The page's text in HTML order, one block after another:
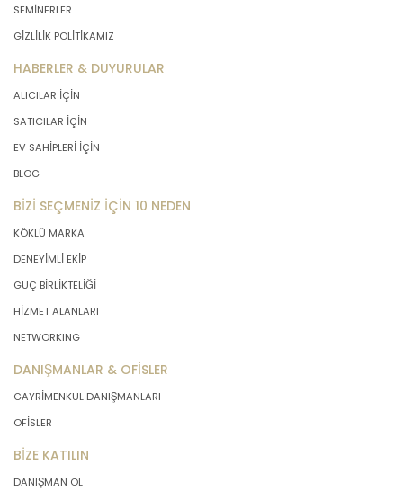
SEMİNERLER
GİZLİLİK POLİTİKAMIZ
HABERLER & DUYURULAR
ALICILAR İÇİN
SATICILAR İÇİN
EV SAHİPLERİ İÇİN
BLOG
BİZİ SEÇMENİZ İÇİN 10 NEDEN
KÖKLÜ MARKA
DENEYİMLİ EKİP
GÜÇ BİRLİKTELİĞİ
HİZMET ALANLARI
NETWORKING
DANIŞMANLAR & OFİSLER
GAYRİMENKUL DANIŞMANLARI
OFİSLER
BİZE KATILIN
DANIŞMAN OL